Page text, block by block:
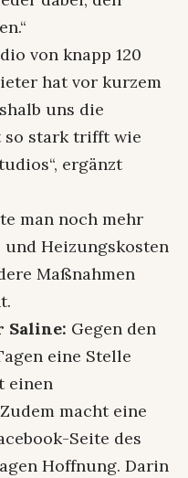
von knapp 120
hat vor kurzem
uns die
so stark trifft wie
ergänzt
man noch mehr
Heizungskosten
Maßnahmen
Saline: Gegen den
eine Stelle
einen
macht eine
Seite des
Hoffnung. Darin